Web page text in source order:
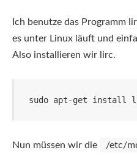
Ich benutze das Programm
es unter Linux läuft und
Also installieren wir lirc.
sudo apt-get install
Nun müssen wir die /etc/